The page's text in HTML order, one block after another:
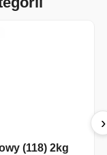
(118) 2kg
›